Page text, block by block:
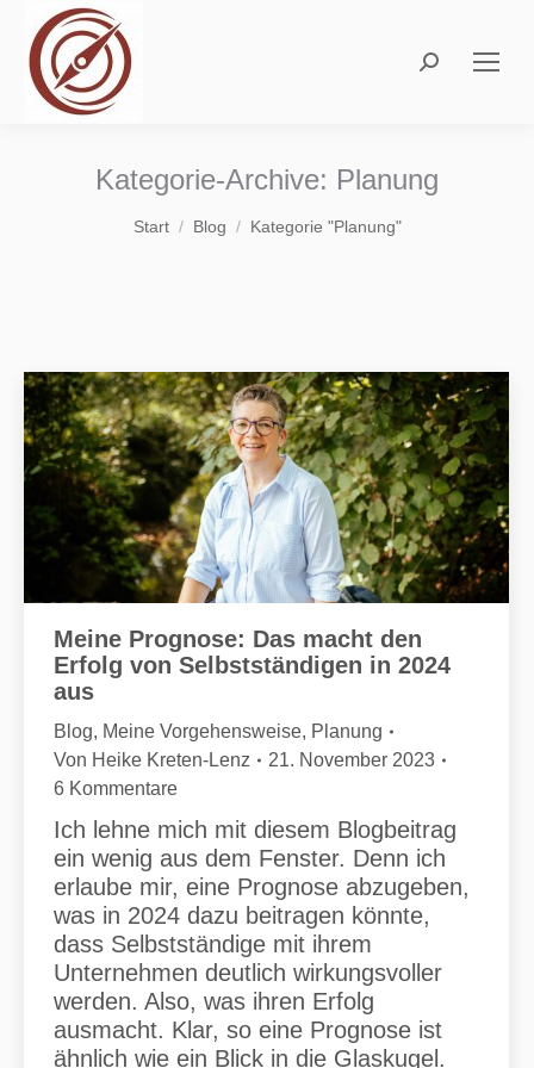
Search:
Kategorie-Archive: Planung
Sie befinden sich hier:
Start Blog Kategorie "Planung"
Meine Prognose: Das macht den
Erfolg von Selbstständigen in 2024
aus
Blog, Meine Vorgehensweise, Planung
Von Heike Kreten-Lenz
21. November 2023
6 Kommentare
Ich lehne mich mit diesem Blogbeitrag
ein wenig aus dem Fenster. Denn ich
erlaube mir, eine Prognose abzugeben,
was in 2024 dazu beitragen könnte,
dass Selbstständige mit ihrem
Unternehmen deutlich wirkungsvoller
werden. Also, was ihren Erfolg
ausmacht. Klar, so eine Prognose ist
ähnlich wie ein Blick in die Glaskugel.